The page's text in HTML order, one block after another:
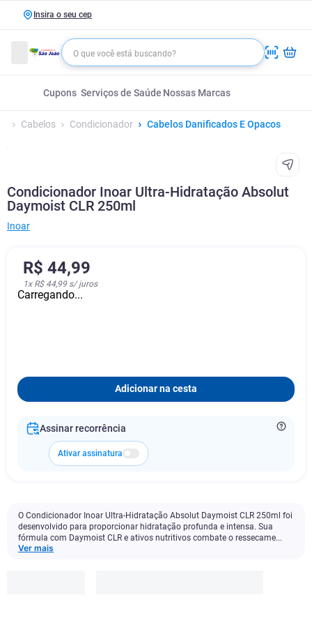
Insira o seu cep
Cupons Serviços de Saúde Nossas Marcas
Cabelos Condicionador Cabelos Danificados E Opacos
Condicionador Inoar Ultra-Hidratação Absolut
Daymoist CLR 250ml
Inoar
R$ 44,99
1x R$ 44,99s/ juros
Carregando...
Adicionar na cesta
Assinar recorrência
Ativar assinatura
O Condicionador Inoar Ultra-Hidratação Absolut Daymoist CLR 250ml foi
desenvolvido para proporcionar hidratação profunda e intensa. Sua
fórmula com Daymoist CLR e ativos nutritivos combate o ressecame...
Ver mais